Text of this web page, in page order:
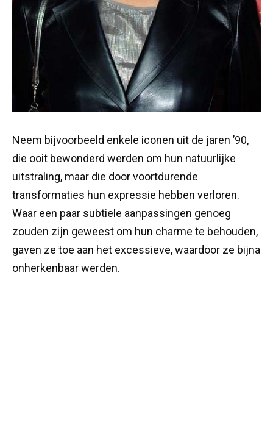
Neem bijvoorbeeld enkele iconen uit de jaren ’90,
die ooit bewonderd werden om hun natuurlijke
uitstraling, maar die door voortdurende
transformaties hun expressie hebben verloren.
Waar een paar subtiele aanpassingen genoeg
zouden zijn geweest om hun charme te behouden,
gaven ze toe aan het excessieve, waardoor ze bijna
onherkenbaar werden.